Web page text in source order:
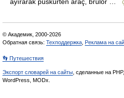
© Академик, 2000-2026
Обратная связь: Техподдержка Реклама на
👣 Путешествия
Экспорт словарей на сайты , сделанные на PHP,
WordPress, MODx.